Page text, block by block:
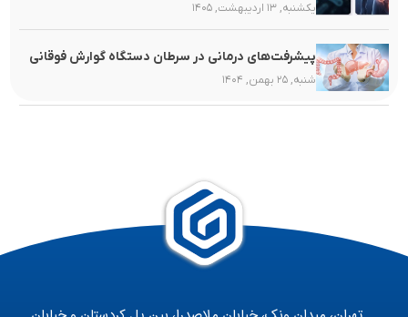
یکشنبه, ۱۳ اردیبهشت, ۱۴۰۵
پیشرفت‌های درمانی در سرطان دستگاه گوارش فوقانی
شنبه, ۲۵ بهمن, ۱۴۰۴